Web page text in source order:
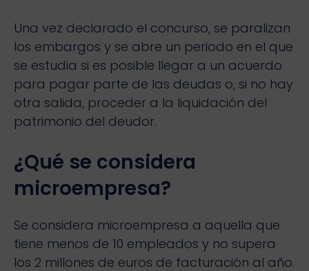
Una vez declarado el concurso, se paralizan
los embargos y se abre un periodo en el que
se estudia si es posible llegar a un acuerdo
para pagar parte de las deudas o, si no hay
otra salida, proceder a la liquidación del
patrimonio del deudor.
¿Qué se considera
microempresa?
Se considera microempresa a aquella que
tiene menos de 10 empleados y no supera
los 2 millones de euros de facturación al año.